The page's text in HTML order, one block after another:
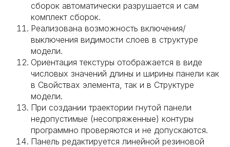
сборок автоматически разрушается и сам
комплект сборок.
Реализована возможность включения/
выключения видимости слоев в структуре
модели.
Ориентация текстуры отображается в виде
числовых значений длины и ширины панели как
в Свойствах элемента, так и в Структуре
модели.
При создании траектории гнутой панели
недопустимые (несопряженные) контуры
программно проверяются и не допускаются.
Панель редактируется линейной резиновой